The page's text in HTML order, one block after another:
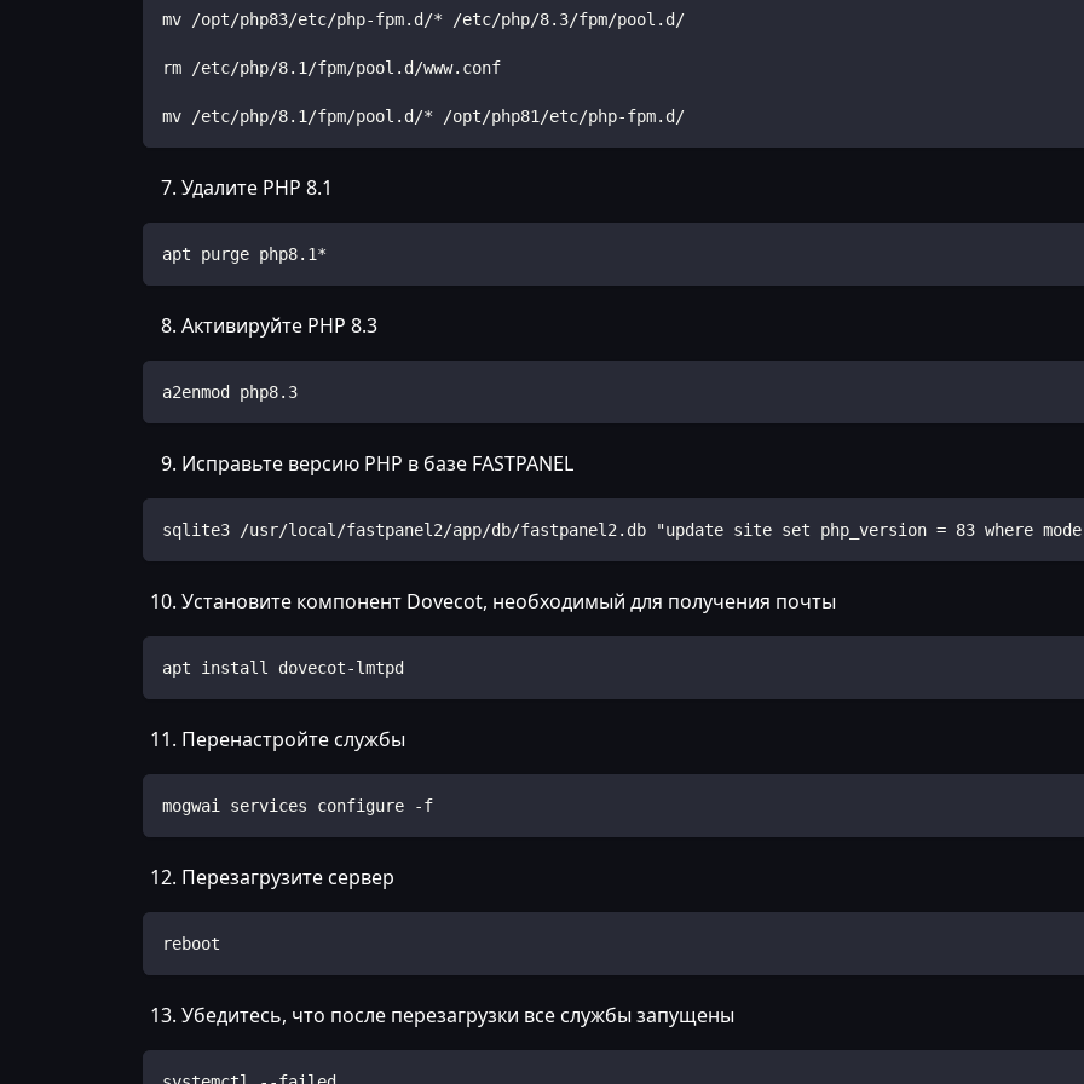
mv /opt/php83/etc/php-fpm.d/* /etc/php/8.3/fpm/pool.d/
rm /etc/php/8.1/fpm/pool.d/www.conf
mv /etc/php/8.1/fpm/pool.d/* /opt/php81/etc/php-fpm.d/
Удалите PHP 8.1
apt purge php8.1*
Активируйте PHP 8.3
a2enmod php8.3
Исправьте версию PHP в базе FASTPANEL
sqlite3 /usr/local/fastpanel2/app/db/fastpanel2.db "update site set php_version = 83 where
Установите компонент Dovecot, необходимый для получения почты
apt install dovecot-lmtpd
Перенастройте службы
mogwai services configure -f
Перезагрузите сервер
reboot
Убедитесь, что после перезагрузки все службы запущены